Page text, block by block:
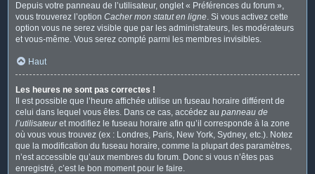
Depuis votre panneau de l’utilisateur, onglet « Préférences du forum »,
vous trouverez l’option Cacher mon statut en ligne. Si vous activez cette
option vous ne serez visible que par les administrateurs, les modérateurs
et vous-même. Vous serez compté parmi les membres invisibles.
Haut
Les heures ne sont pas correctes !
Il est possible que l’heure affichée utilise un fuseau horaire différent de
celui dans lequel vous êtes. Dans ce cas, accédez au panneau de
l’utilisateuret modifiez le fuseau horaire afin qu’il corresponde à la zone
où vous vous trouvez (ex : Londres, Paris, New York, Sydney, etc.). Notez
que la modification du fuseau horaire, comme la plupart des paramètres,
n’est accessible qu’aux membres du forum. Donc si vous n’êtes pas
enregistré, c’est le bon moment pour le faire.